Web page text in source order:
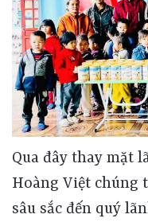
Qua đây thay mặt
Hoàng Việt chúng
sâu sắc đến quý